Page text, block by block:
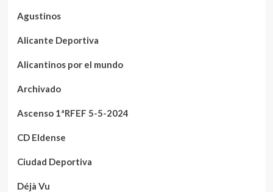
Agustinos
Alicante Deportiva
Alicantinos por el mundo
Archivado
Ascenso 1ªRFEF 5-5-2024
CD Eldense
Ciudad Deportiva
Déjà Vu